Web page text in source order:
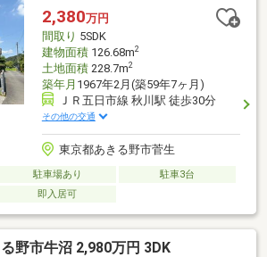
徒歩10分○周辺交通量も少なく、子育て層
2,380万円
間取り 5SDK
建物面積126.68m2
土地面積228.7m2
築年月 1967年2月(築59年7ヶ月)
ＪＲ五日市線 秋川駅 徒歩30分
その他の交通
東京都あきる野市菅生
駐車場あり
駐車3台
即入居可
野市牛沼 2,980万円 3DK